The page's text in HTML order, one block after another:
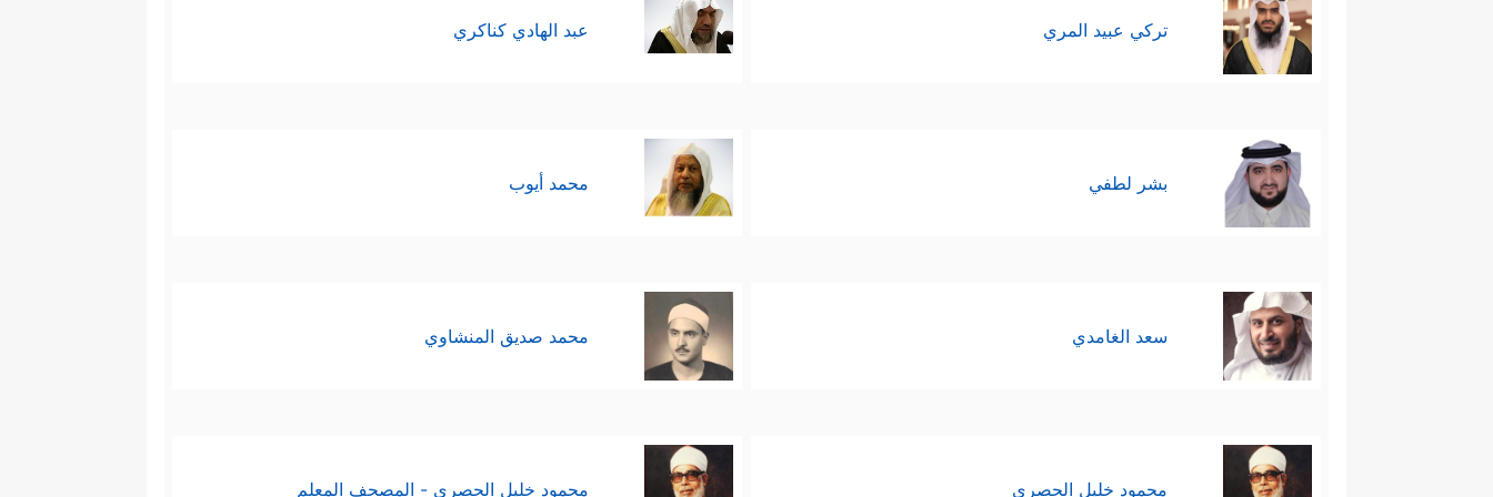
تركي عبيد المري عبد الهادي كناكري
بشر لطفي محمد أيوب
سعد الغامدي محمد صديق المنشاوي
محمود خليل الحصري محمود خليل الحصري - المصحف المعلم